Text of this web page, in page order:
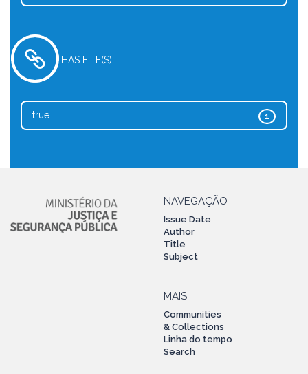
HAS FILE(S)
1
true
NAVEGAÇÃO
Issue Date
Author
Title
Subject
MAIS
Communities
& Collections
Linha do tempo
Search